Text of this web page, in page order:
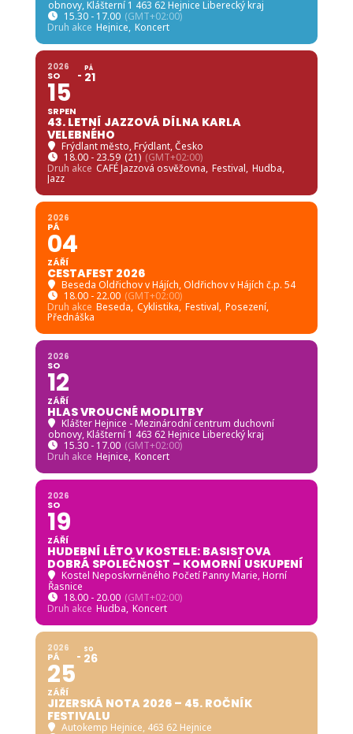
obnovy, Klášterní 1 463 62 Hejnice Liberecký kraj
15.30 - 17.00 (GMT+02:00)
Druh akce Hejnice, Koncert
2026
SO
15
SRPEN
PÁ
21
43. LETNÍ JAZZOVÁ DÍLNA KARLA
VELEBNÉHO
Frýdlant město, Frýdlant, Česko
18.00 - 23.59 (21) (GMT+02:00)
Druh akce CAFÉ Jazzová osvěžovna, Festival, Hudba,
Jazz
2026
PÁ
04
ZÁŘÍ
CESTAFEST 2026
Beseda Oldřichov v Hájích, Oldřichov v Hájích č.p. 54
18.00 - 22.00 (GMT+02:00)
Druh akce Beseda, Cyklistika, Festival, Posezení,
Přednáška
2026
SO
12
ZÁŘÍ
HLAS VROUCNÉ MODLITBY
Klášter Hejnice - Mezinárodní centrum duchovní
obnovy, Klášterní 1 463 62 Hejnice Liberecký kraj
15.30 - 17.00 (GMT+02:00)
Druh akce Hejnice, Koncert
2026
SO
19
ZÁŘÍ
HUDEBNÍ LÉTO V KOSTELE: BASISTOVA
DOBRÁ SPOLEČNOST – KOMORNÍ USKUPENÍ
Kostel Neposkvrněného Početí Panny Marie, Horní
Řasnice
18.00 - 20.00 (GMT+02:00)
Druh akce Hudba, Koncert
2026
PÁ
25
ZÁŘÍ
SO
26
JIZERSKÁ NOTA 2026 – 45. ROČNÍK
FESTIVALU
Autokemp Hejnice, 463 62 Hejnice